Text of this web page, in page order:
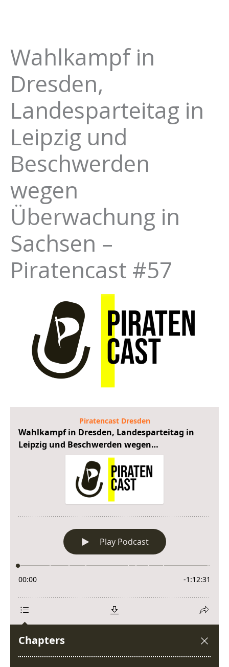
Wahlkampf in
Dresden,
Landesparteitag in
Leipzig und
Beschwerden
wegen
Überwachung in
Sachsen –
Piratencast #57